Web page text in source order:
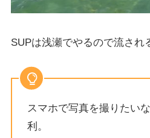
SUPは浅瀬でやるので流され
スマホで写真を撮りたい
利。